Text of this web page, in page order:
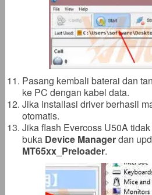
Pasang kembali baterai dan
ke PC dengan kabel data.
Jika installasi driver berhasil
otomatis.
Jika flash Evercoss U50A
buka Device Managerdan
MT65xx_Preloader.